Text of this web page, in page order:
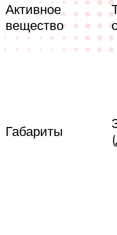
Активное
вещество
Габариты